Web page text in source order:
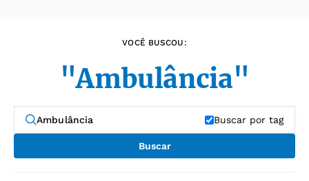
VOCÊ BUSCOU:
"Ambulância"
Buscar por tag
Buscar